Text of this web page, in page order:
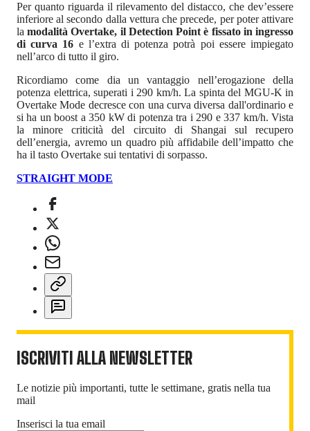
Per quanto riguarda il rilevamento del distacco, che dev’essere
inferiore al secondo dalla vettura che precede, per poter attivare
la modalità Overtake, il Detection Point è fissato in ingresso
di curva 16 e l’extra di potenza potrà poi essere impiegato
nell’arco di tutto il giro.
Ricordiamo come dia un vantaggio nell’erogazione della
potenza elettrica, superati i 290 km/h. La spinta del MGU-K in
Overtake Mode decresce con una curva diversa dall'ordinario e
si ha un boost a 350 kW di potenza tra i 290 e 337 km/h. Vista
la minore criticità del circuito di Shangai sul recupero
dell’energia, avremo un quadro più affidabile dell’impatto che
ha il tasto Overtake sui tentativi di sorpasso.
STRAIGHT MODE
ISCRIVITI ALLA NEWSLETTER
Le notizie più importanti, tutte le settimane, gratis nella tua
mail
Inserisci la tua email